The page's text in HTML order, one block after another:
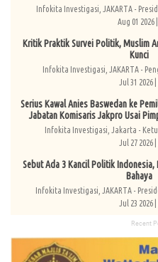
Infokita Investigasi, JAKARTA -
Aug 01 2026
Kritik Praktik Survei Politik, Muslim
Kunci
Infokita Investigasi, JAKARTA -
Jul 31 2026 |
Serius Kawal Anies Baswedan ke
Jabatan Komisaris Jakpro Usai
Infokita Investigasi, Jakarta -
Jul 27 2026 |
Sebut Ada 3 Kancil Politik
Bahaya
Infokita Investigasi, JAKARTA -
Jul 23 2026 |
Recent